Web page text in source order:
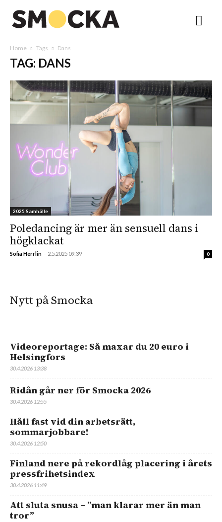
Home Tags Dans
TAG: DANS
2025 Samhälle
Poledancing är mer än sensuell dans i
högklackat
Sofia Herrlin - 2.5.2025 09:39 0
Nytt på Smocka
Videoreportage: Så maxar du 20 euro i
Helsingfors
30.4.2026 13:38
Ridån går ner för Smocka 2026
30.4.2026 12:55
Håll fast vid din arbetsrätt,
sommarjobbare!
30.4.2026 12:50
Finland nere på rekordlåg placering i årets
pressfrihetsindex
30.4.2026 11:49
Att sluta snusa – ”man klarar mer än man
tror”